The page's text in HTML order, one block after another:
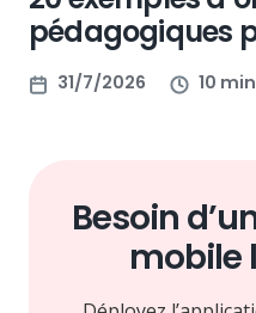
pédagogiques
31/7/2026 10
Besoin
mobile